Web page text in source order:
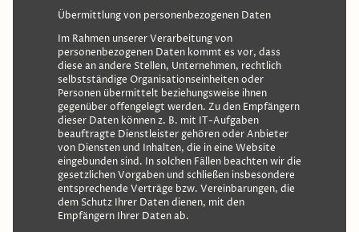
Übermittlung von personenbezogenen Daten
Im Rahmen unserer Verarbeitung von
personenbezogenen Daten kommt es vor, dass
diese an andere Stellen, Unternehmen, rechtlich
selbstständige Organisationseinheiten oder
Personen übermittelt beziehungsweise ihnen
gegenüber offengelegt werden. Zu den Empfängern
dieser Daten können z. B. mit IT-Aufgaben
beauftragte Dienstleister gehören oder Anbieter
von Diensten und Inhalten, die in eine Website
eingebunden sind. In solchen Fällen beachten wir die
gesetzlichen Vorgaben und schließen insbesondere
entsprechende Verträge bzw. Vereinbarungen, die
dem Schutz Ihrer Daten dienen, mit den
Empfängern Ihrer Daten ab.